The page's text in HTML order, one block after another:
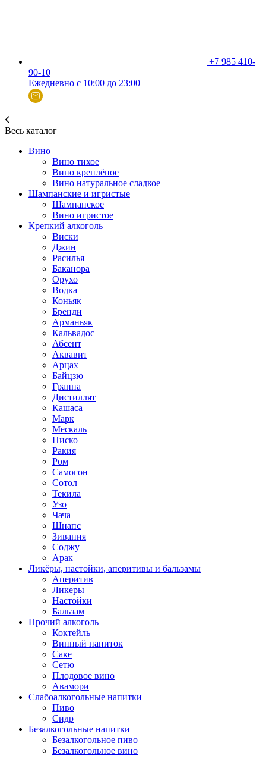
+7 985 410-
90-10
Ежедневно с 10:00 до 23:00
Весь каталог
Вино
Вино тихое
Вино креплёное
Вино натуральное сладкое
Шампанские и игристые
Шампанское
Вино игристое
Крепкий алкоголь
Виски
Джин
Расилья
Баканора
Орухо
Водка
Коньяк
Бренди
Арманьяк
Кальвадос
Абсент
Аквавит
Арцах
Байцзю
Граппа
Дистиллят
Кашаса
Марк
Мескаль
Писко
Ракия
Ром
Самогон
Сотол
Текила
Узо
Чача
Шнапс
Зивания
Соджу
Арак
Ликёры, настойки, аперитивы и бальзамы
Аперитив
Ликеры
Настойки
Бальзам
Прочий алкоголь
Коктейль
Винный напиток
Саке
Сетю
Плодовое вино
Авамори
Слабоалкогольные напитки
Пиво
Сидр
Безалкогольные напитки
Безалкогольное пиво
Безалкогольное вино